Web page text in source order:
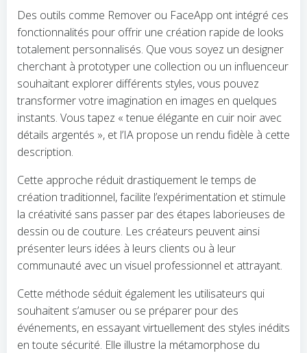
Des outils comme Remover ou FaceApp ont intégré ces
fonctionnalités pour offrir une création rapide de looks
totalement personnalisés. Que vous soyez un designer
cherchant à prototyper une collection ou un influenceur
souhaitant explorer différents styles, vous pouvez
transformer votre imagination en images en quelques
instants. Vous tapez « tenue élégante en cuir noir avec
détails argentés », et l’IA propose un rendu fidèle à cette
description.
Cette approche réduit drastiquement le temps de
création traditionnel, facilite l’expérimentation et stimule
la créativité sans passer par des étapes laborieuses de
dessin ou de couture. Les créateurs peuvent ainsi
présenter leurs idées à leurs clients ou à leur
communauté avec un visuel professionnel et attrayant.
Cette méthode séduit également les utilisateurs qui
souhaitent s’amuser ou se préparer pour des
événements, en essayant virtuellement des styles inédits
en toute sécurité. Elle illustre la métamorphose du